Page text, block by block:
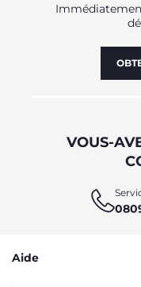
VOUS-
Aide